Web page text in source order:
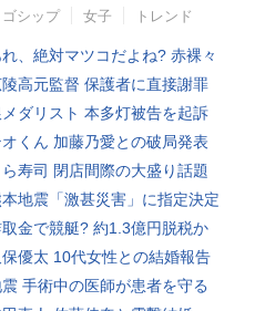
ゴシップ 女子 トレンド
れ、絶対マツコだよね? 赤裸々
陵高元監督 保護者に直接謝罪
ダリスト 本多灯被告を起訴
オくん 加藤乃愛との破局発表
ら寿司 閉店間際の大盛り話題
地震「激甚災害」に指定決定
金で競艇? 約1.3億円脱税か
保優太 10代女性との結婚報告
手術中の医師が患者を守る